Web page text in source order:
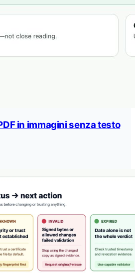
in immagini senza testo